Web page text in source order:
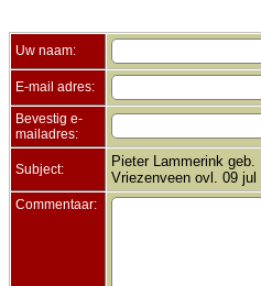
Uw naam:
E-mail adres:
Bevestig e-
mailadres:
Subject:
Pieter Lammerink geb.
Vriezenveen ovl. 09
Commentaar: